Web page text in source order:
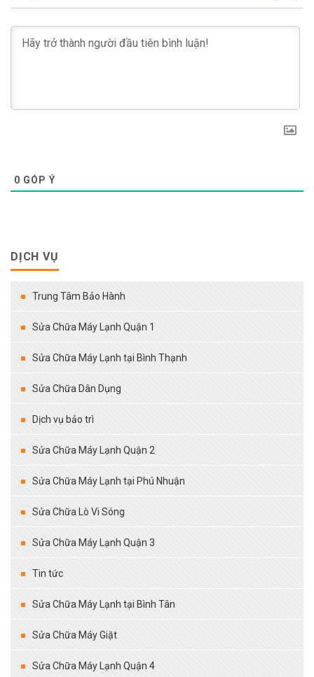
0 GÓP Ý
DỊCH VỤ
Trung Tâm Bảo Hành
Sửa Chữa Máy Lạnh Quận 1
Sửa Chữa Máy Lạnh tại Bình Thạnh
Sửa Chữa Dân Dụng
Dịch vụ bảo trì
Sửa Chữa Máy Lạnh Quận 2
Sửa Chữa Máy Lạnh tại Phú Nhuận
Sửa Chữa Lò Vi Sóng
Sửa Chữa Máy Lạnh Quận 3
Tin tức
Sửa Chữa Máy Lạnh tại Bình Tân
Sửa Chữa Máy Giặt
Sửa Chữa Máy Lạnh Quận 4